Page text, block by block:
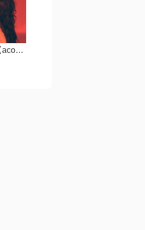
Love Galore【acoustic】